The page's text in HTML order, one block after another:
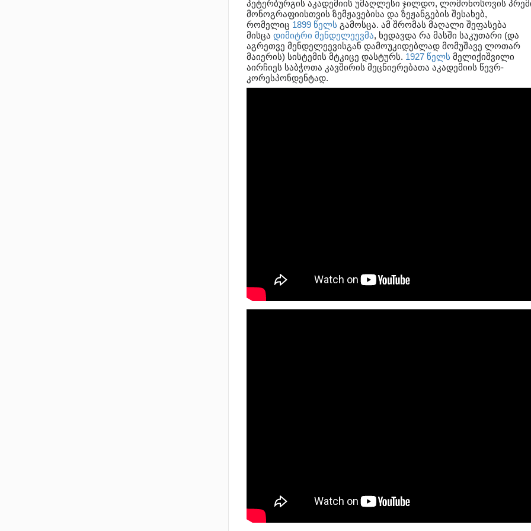
პეტერბურგის აკადემიის უმაღლესი ჯილდო, ლომონოსოვის
მონოგრაფიისთვის ზემჟავებისა და ზეჟანგების შესახებ,
რომელიც 1899 წელს გამოსცა. ამ შრომას მაღალი შეფასება
მისცა დიმიტრი მენდელეევმა, ხედავდა რა მასში საკუთარი (და
აგრეთვე მენდელეევისგან დამოუკიდებლად მომუშავე ლოთარ
მაიერის) სისტემის მტკიცე დასტურს. 1927 წელს მელიქიშვილი
აირჩიეს საბჭოთა კავშირის მეცნიერებათა აკადემიის წევრ-
კორესპონდენტად.